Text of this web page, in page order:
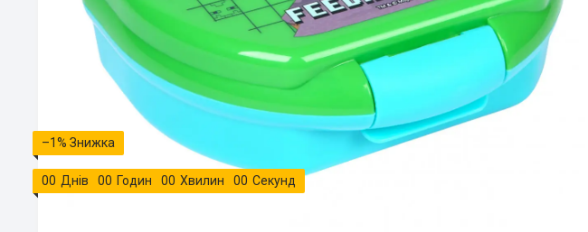
–1%
00 Днів 00 Годин 00 Хвилин 00 Секунд